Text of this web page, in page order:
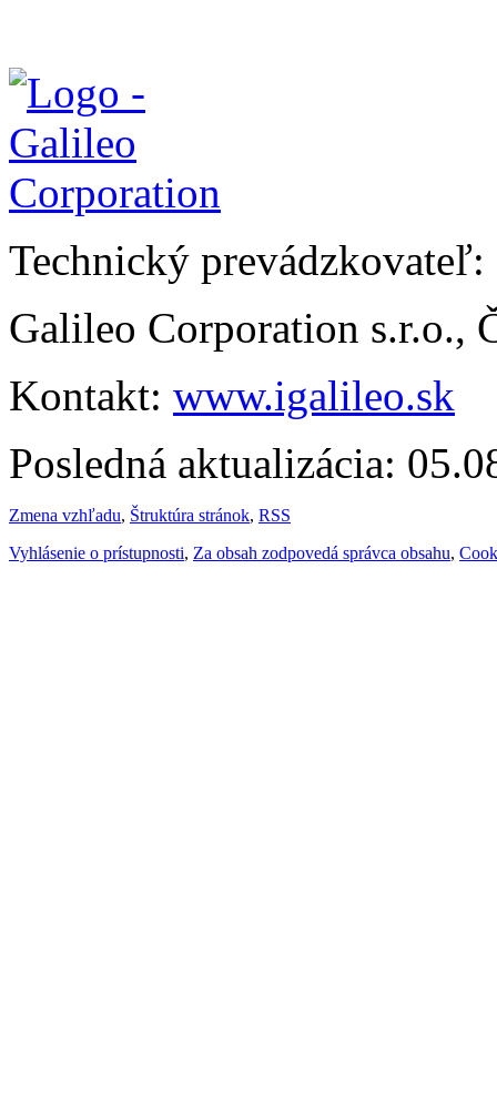
Technický prevádzkovateľ:
Galileo Corporation s.r.o.,
Kontakt: www.igalileo.sk
Posledná aktualizácia:
Zmena vzhľadu, Štruktúra stránok, RSS
Vyhlásenie o prístupnosti, Za obsah zodpovedá správca obsahu,